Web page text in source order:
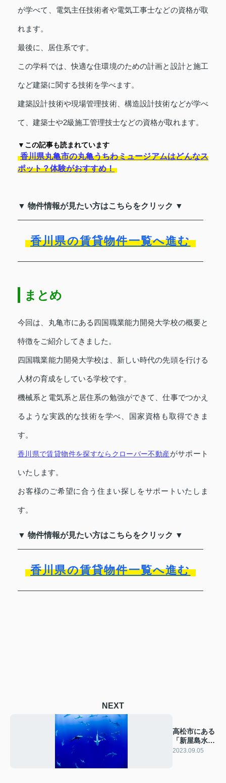
が学べて、電気主任技術者や電気工事士などの資格が取
れます。
最後に、居住系です。
この学科では、快適な住環境のための計画と設計と施工
など建築に関する技術を学べます。
建築設計技術や現場管理技術、構造設計技術などが学べ
て、建築士や2級施工管理技士などの資格が取れます。
▼この記事も読まれています
香川県丸亀市の丸亀うちわミュージアムはどんなス
ポット？体験がおすすめ！
▼ 物件情報が見たい方はこちらをクリック ▼
香川県の賃貸物件一覧へ進む
まとめ
今回は、丸亀市にある四国職業能力開発大学校の概要と
特徴をご紹介してきました。
四国職業能力開発大学校は、新しい時代の先頭を行ける
人材の育成をしている学校です。
機械系と電気系と居住系の勉強ができて、仕事でつかえ
るような実践的な技術を学べ、国家資格も取得できま
す。
香川県で賃貸物件を探すならクローバー不動産がサポート
いたします。
お客様のご希望に合う住まい探しをサポートいたしま
す。
▼ 物件情報が見たい方はこちらをクリック ▼
香川県の賃貸物件一覧へ進む
NEXT
高松市にある
「新屋島水族
館」をご紹
2023.09.05